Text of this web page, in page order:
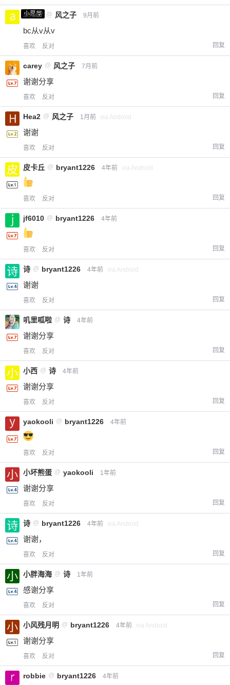
小黑屋
a0987 @ 风之子 9月前
bc从v从v
喜欢 反对 回复
carey @ 风之子 7月前
谢谢分享
喜欢 反对 回复
Hea2 @ 风之子 1月前 via Android
谢谢
喜欢 反对 回复
皮卡丘 @ bryant1226 4年前 via Android
喜欢 反对 回复
jf6010 @ bryant1226 4年前
喜欢 反对 回复
诗 @ bryant1226 4年前 via Android
谢谢
喜欢 反对 回复
叽里呱啦 @ 诗 4年前
谢谢分享
喜欢 反对 回复
小西 @ 诗 4年前
谢谢分享
喜欢 反对 回复
yaokooli @ bryant1226 4年前
喜欢 反对 回复
小坏熊蛋 @ yaokooli 1年前
谢谢分享
喜欢 反对 回复
诗 @ bryant1226 4年前 via Android
谢谢，
喜欢 反对 回复
小胖海海 @ 诗 1年前
感谢分享
喜欢 反对 回复
小风残月明 @ bryant1226 4年前 via Android
谢谢分享
喜欢 反对 回复
robbie @ bryant1226 4年前